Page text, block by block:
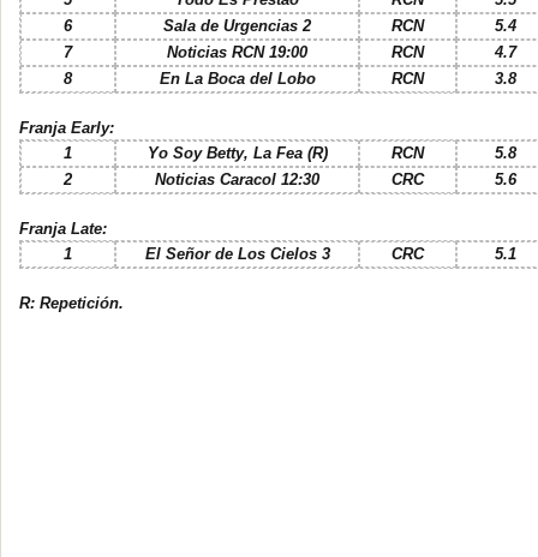
6
Sala de Urgencias 2 RCN
5.4
7
Noticias RCN 19:00 RCN
4.7
8
En La Boca del Lobo RCN 3.8
Franja Early:
1
Yo Soy Betty, La Fea (R) RCN
5.8
2
Noticias Caracol 12:30 CRC 5.6
Franja Late:
1
El Señor de Los Cielos 3 CRC 5.1
R: Repetición.